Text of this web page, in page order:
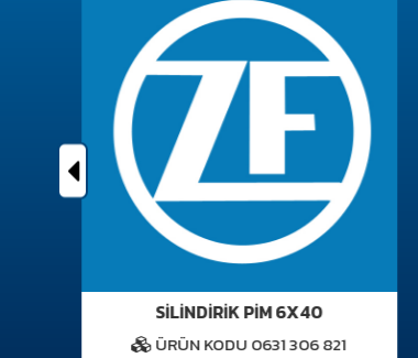
SİLİNDİRİK PİM 6X40
ÜRÜN KODU 0631 306 821